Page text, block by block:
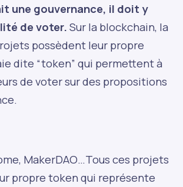
une gouvernance, il doit y
de voter.Sur la blockchain, la
possèdent leur propre
dite “token” qui permettent à
de voter sur des propositions
MakerDAO…Tous ces projets
propre token qui représente